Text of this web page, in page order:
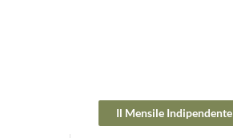
Il Mensile Indipendente